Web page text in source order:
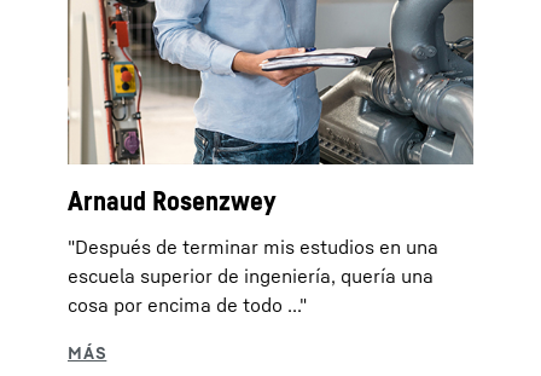
Arnaud Rosenzwey
"Después de terminar mis estudios en una
escuela superior de ingeniería, quería una
cosa por encima de todo ..."